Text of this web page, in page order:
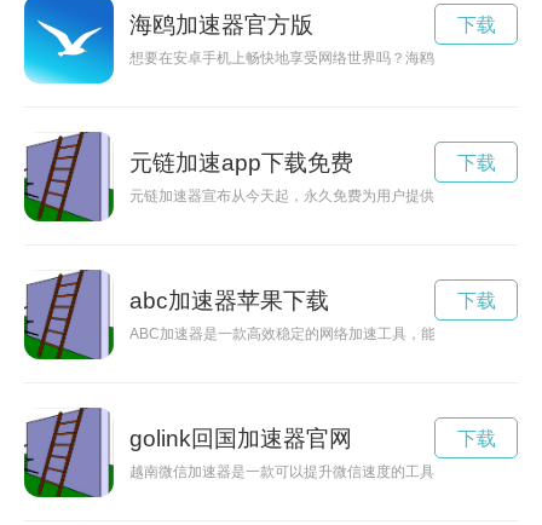
海鸥加速器官方版
想要在安卓手机上畅快地享受网络世界吗？海鸥加速器是您的
下载
元链加速app下载免费
元链加速器宣布从今天起，永久免费为用户提供网络加速服务
下载
abc加速器苹果下载
ABC加速器是一款高效稳定的网络加速工具，能够帮助用户快
下载
golink回国加速器官网
越南微信加速器是一款可以提升微信速度的工具，可以让用户
下载